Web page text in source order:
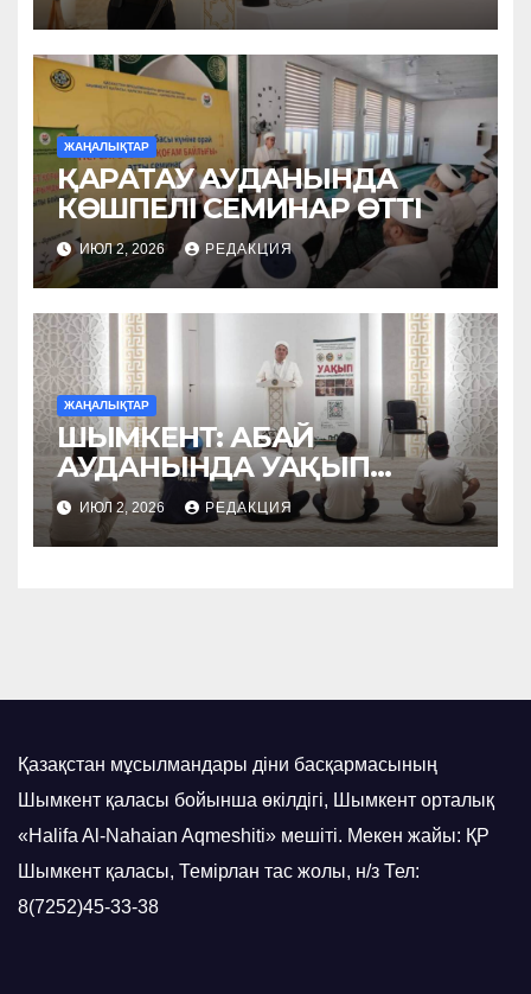
ЖАҢАЛЫҚТАР
ҚАРАТАУ АУДАНЫНДА
КӨШПЕЛІ СЕМИНАР ӨТТІ
ИЮЛ 2, 2026 РЕДАКЦИЯ
ЖАҢАЛЫҚТАР
ШЫМКЕНТ: АБАЙ
АУДАНЫНДА УАҚЫП
НАСИХАТТАЛДЫ
ИЮЛ 2, 2026 РЕДАКЦИЯ
Қазақстан мұсылмандары діни басқармасының
Шымкент қаласы бойынша өкілдігі, Шымкент орталық
«Halifa Al-Nahaian Aqmeshiti» мешіті. Мекен жайы: ҚР
Шымкент қаласы, Темірлан тас жолы, н/з Тел:
8(7252)45-33-38